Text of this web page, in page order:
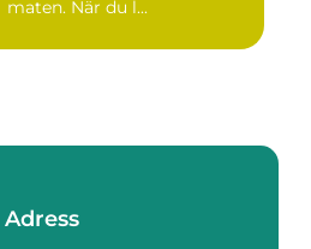
maten. När du l...
Adress